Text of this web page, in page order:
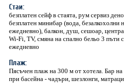
Стаи:
безплатен сейф в стаята, рум сервиз
безплатен минибар (вода, безалкохолни
ежедневно), балкон, душ, сешоар,
Wi-Fi, TV, смяна на спално бельо 3 пъти
ежедневно
Плаж:
Пясъчен плаж на 300 м от хотела. Бар
при басейна - чадъри, шезлонги,